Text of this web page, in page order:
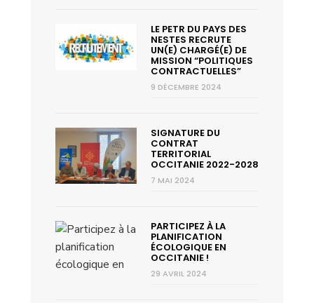
LE PETR DU PAYS DES
NESTES RECRUTE
UN(E) CHARGÉ(E) DE
MISSION “POLITIQUES
CONTRACTUELLES”
9 DÉCEMBRE 2024
SIGNATURE DU
CONTRAT
TERRITORIAL
OCCITANIE 2022-2028
7 MAI 2024
PARTICIPEZ À LA
PLANIFICATION
ÉCOLOGIQUE EN
OCCITANIE !
29 AVRIL 2024